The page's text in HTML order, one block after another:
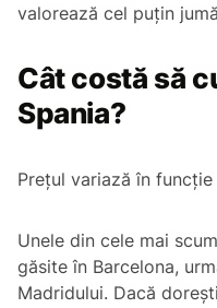
valorează cel puțin
Cât costă să
Spania?
Prețul variază în
Unele din cele mai
găsite în Barcelona,
Madridului. Dacă